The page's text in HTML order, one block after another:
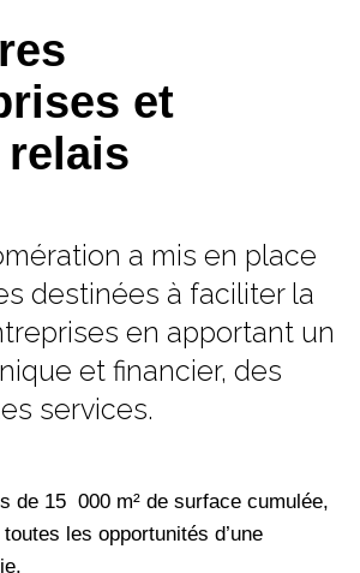
et
a mis en place
destinées à faciliter la
en apportant un
et financier, des
services.
de 15 000 m² de surface cumulée,
les opportunités d’une